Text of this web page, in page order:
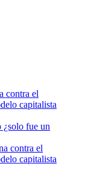
contra el
capitalista
¿solo fue un
contra el
capitalista